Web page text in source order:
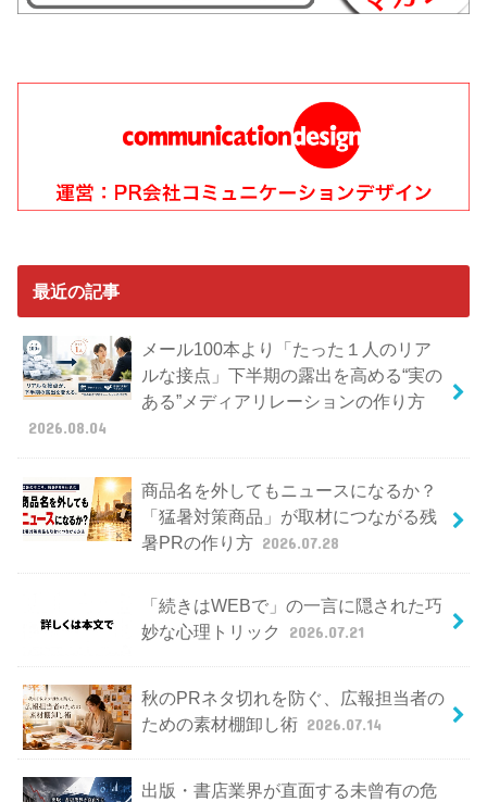
最近の記事
メール100本より「たった１人のリア
ルな接点」下半期の露出を高める“実の
ある”メディアリレーションの作り方
2026.08.04
商品名を外してもニュースになるか？
「猛暑対策商品」が取材につながる残
暑PRの作り方 2026.07.28
「続きはWEBで」の一言に隠された巧
妙な心理トリック
2026.07.21
秋のPRネタ切れを防ぐ、広報担当者の
ための素材棚卸し術 2026.07.14
出版・書店業界が直面する未曾有の危